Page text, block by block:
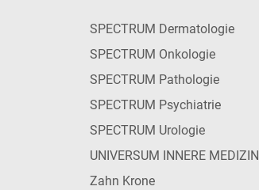
SPECTRUM Dermatologie
SPECTRUM Onkologie
SPECTRUM Pathologie
SPECTRUM Psychiatrie
SPECTRUM Urologie
UNIVERSUM INNERE MEDIZIN
Zahn Krone